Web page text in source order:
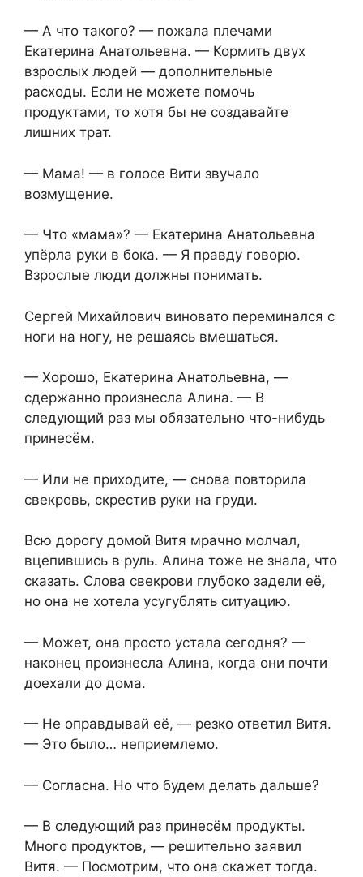
— А что такого? — пожала плечами
Екатерина Анатольевна. — Кормить двух
взрослых людей — дополнительные
расходы. Если не можете помочь
продуктами, то хотя бы не создавайте
лишних трат.
— Мама! — в голосе Вити звучало
возмущение.
— Что «мама»? — Екатерина Анатольевна
упёрла руки в бока. — Я правду говорю.
Взрослые люди должны понимать.
Сергей Михайлович виновато переминался с
ноги на ногу, не решаясь вмешаться.
— Хорошо, Екатерина Анатольевна, —
сдержанно произнесла Алина. — В
следующий раз мы обязательно что-нибудь
принесём.
— Или не приходите, — снова повторила
свекровь, скрестив руки на груди.
Всю дорогу домой Витя мрачно молчал,
вцепившись в руль. Алина тоже не знала, что
сказать. Слова свекрови глубоко задели её,
но она не хотела усугублять ситуацию.
— Может, она просто устала сегодня? —
наконец произнесла Алина, когда они почти
доехали до дома.
— Не оправдывай её, — резко ответил Витя.
— Это было… неприемлемо.
— Согласна. Но что будем делать дальше?
— В следующий раз принесём продукты.
Много продуктов, — решительно заявил
Витя. — Посмотрим, что она скажет тогда.